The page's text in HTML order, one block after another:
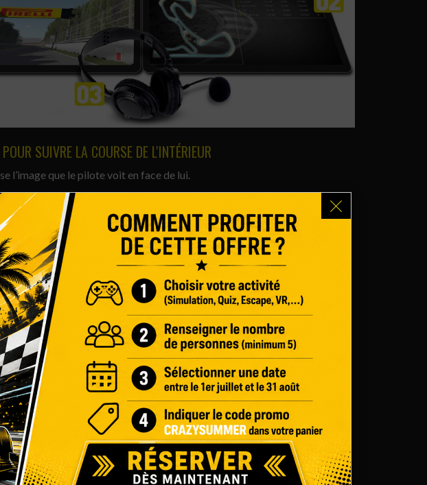
SUIVRE LA COURSE DE L'INTÉRIEUR
l’image que le pilote voit en face de lui.
ainsi exactement la même chose que le pilote, comme si vous étiez à bord
SUIVRE LES PERFORMANCES DE CHAQUE PILOTE
de :
de chaque pilote sur le circuit
de l’écran, vous verrez le tracé du circuit avec le positionnement exact
sur celui-ci.
identifié par un point auquel sont associés ses initiales (exemple : ‘’VL’’
et son classement dans la course (exemple : ‘’P2’’ si le pilote est
position).
de la course
de l’écran, vous verrez le classement en temps réel de la course.
d’un certain nombre d’informations, notamment les écarts qui séparent
eux.